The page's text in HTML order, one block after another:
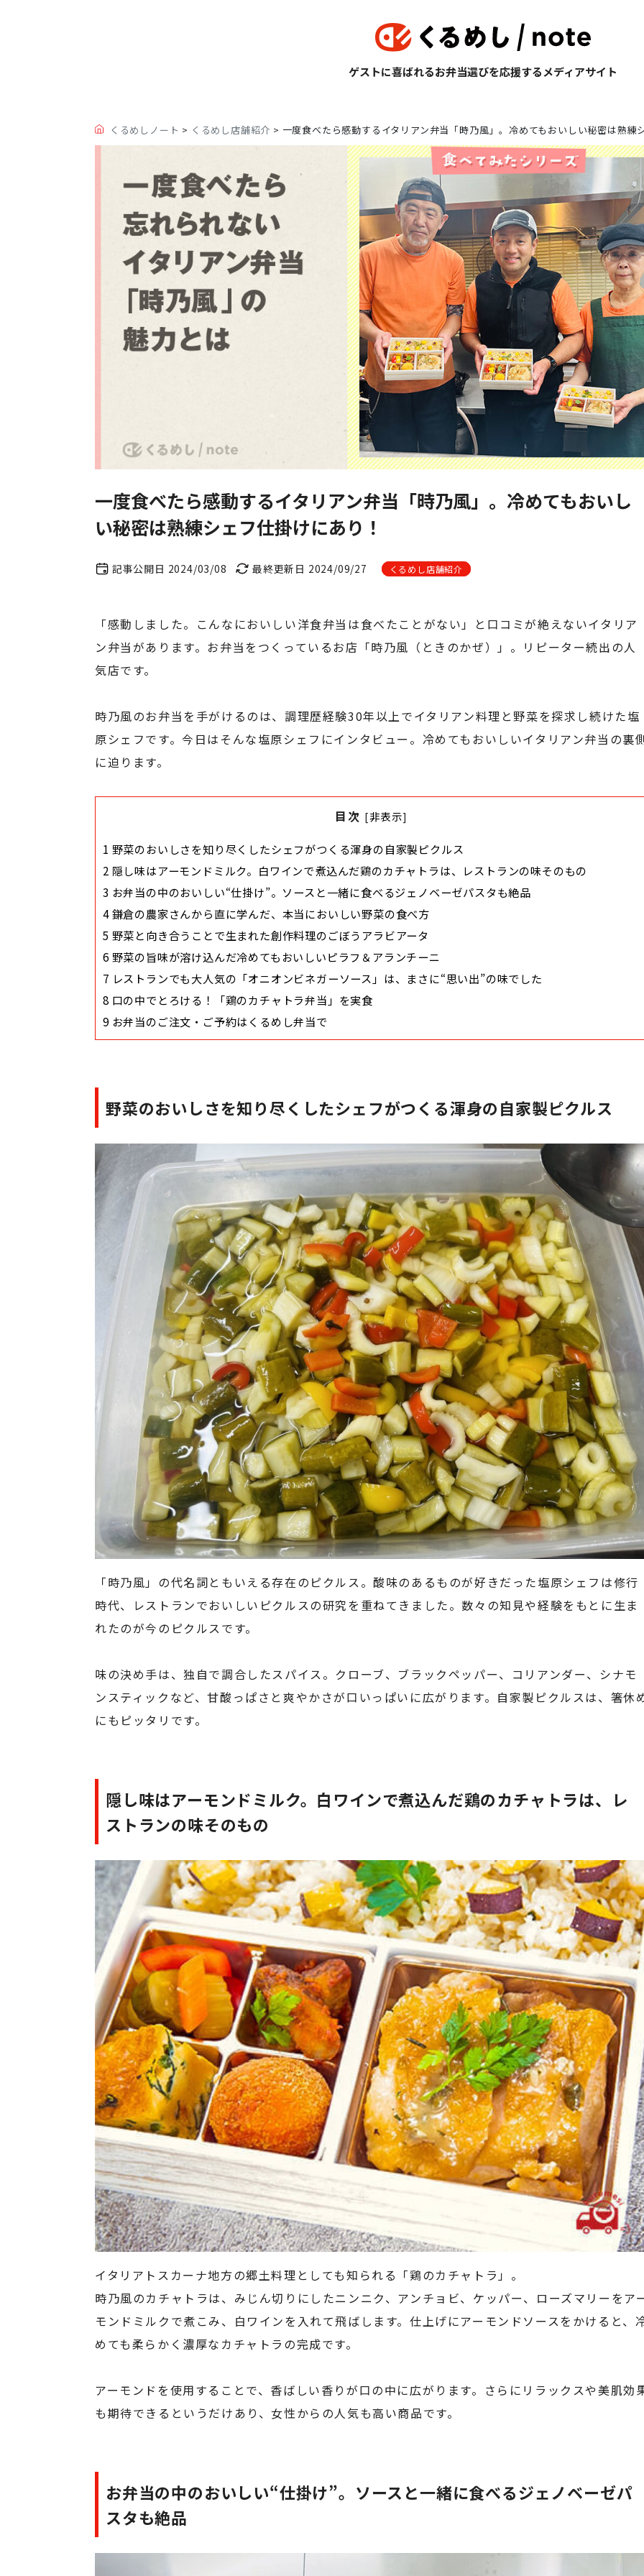
ゲストに喜ばれるお弁当選びを応援するメディアサイト
くるめしノート > くるめし店舗紹介 > 一度食べたら感動するイタリアン弁当「時乃風」。冷めてもおいしい秘密は熟練
一度食べたら感動するイタリアン弁当「時乃風」。冷めてもおいし
い秘密は熟練シェフ仕掛けにあり！
記事公開日 2024/03/08 最終更新日 2024/09/27 くるめし店舗紹介
「感動しました。こんなにおいしい洋食弁当は食べたことがない」と口コミが絶えないイタリア
ン弁当があります。お弁当をつくっているお店「時乃風（ときのかぜ）」。リピーター続出の人
気店です。
時乃風のお弁当を手がけるのは、調理歴経験30年以上でイタリアン料理と野菜を探求し続けた塩
原シェフです。今日はそんな塩原シェフにインタビュー。冷めてもおいしいイタリアン弁当の裏
に迫ります。
目次 [非表示]
1 野菜のおいしさを知り尽くしたシェフがつくる渾身の自家製ピクルス
2 隠し味はアーモンドミルク。白ワインで煮込んだ鶏のカチャトラは、レストランの味そのもの
3 お弁当の中のおいしい“仕掛け”。ソースと一緒に食べるジェノベーゼパスタも絶品
4鎌倉の農家さんから直に学んだ、本当においしい野菜の食べ方
5 野菜と向き合うことで生まれた創作料理のごぼうアラビアータ
6 野菜の旨味が溶け込んだ冷めてもおいしいピラフ＆アランチーニ
7 レストランでも大人気の「オニオンビネガーソース」は、まさに“思い出”の味でした
8 口の中でとろける！「鶏のカチャトラ弁当」を実食
9お弁当のご注文・ご予約はくるめし弁当で
野菜のおいしさを知り尽くしたシェフがつくる渾身の自家製ピクルス
「時乃風」の代名詞ともいえる存在のピクルス。酸味のあるものが好きだった塩原シェフは修行
時代、レストランでおいしいピクルスの研究を重ねてきました。数々の知見や経験をもとに生ま
れたのが今のピクルスです。
味の決め手は、独自で調合したスパイス。クローブ、ブラックペッパー、コリアンダー、シナモ
ンスティックなど、甘酸っぱさと爽やかさが口いっぱいに広がります。自家製ピクルスは、箸休
にもピッタリです。
隠し味はアーモンドミルク。白ワインで煮込んだ鶏のカチャトラは、レ
ストランの味そのもの
イタリアトスカーナ地方の郷土料理としても知られる「鶏のカチャトラ」。
時乃風のカチャトラは、みじん切りにしたニンニク、アンチョビ、ケッパー、ローズマリーをア
モンドミルクで煮こみ、白ワインを入れて飛ばします。仕上げにアーモンドソースをかけると、
めても柔らかく濃厚なカチャトラの完成です。
アーモンドを使用することで、香ばしい香りが口の中に広がります。さらにリラックスや美肌効
も期待できるというだけあり、女性からの人気も高い商品です。
お弁当の中のおいしい“仕掛け”。ソースと一緒に食べるジェノベーゼパ
スタも絶品